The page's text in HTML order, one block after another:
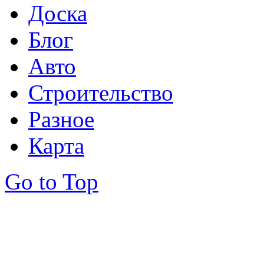
Доска
Блог
Авто
Строительство
Разное
Карта
Go to Top